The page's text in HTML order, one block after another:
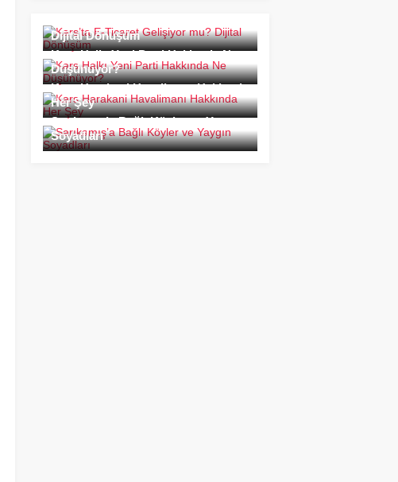
Dijital Dönüşüm
Kars Halkı Yeni Parti Hakkında Ne
Düşünüyor?
Kars Harakani Havalimanı Hakkında
Her Şey
Sarıkamış’a Bağlı Köyler ve Yaygın
Soyadları